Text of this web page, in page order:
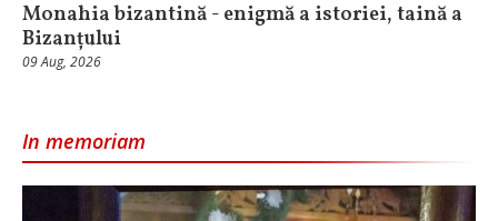
Monahia bizantină - enigmă a istoriei, taină a
Bizanțului
09 Aug, 2026
In memoriam